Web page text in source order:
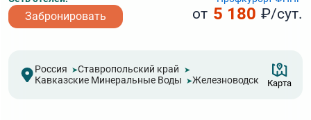
Забронировать от 5 180 ₽/сут.
Россия
Ставропольский край
Кавказские Минеральные Воды
Железноводск Карта